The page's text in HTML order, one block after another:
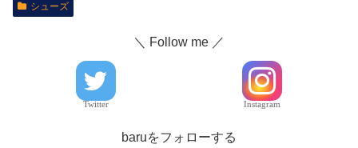
シューズ
＼ Follow me ／
Twitter Instagram
baruをフォローする